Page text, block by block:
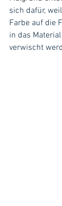
sich dafür,
Farbe auf die
in das
verwischt